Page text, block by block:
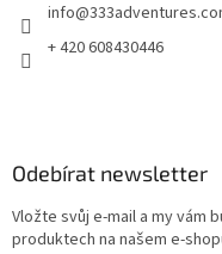
info@
+ 420 608430446
Odebírat newsletter
Vložte svůj e-mail a my vám
produktech na našem e-